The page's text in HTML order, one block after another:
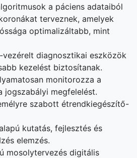
a páciens adataiból
terveznek, amelyek
optimalizáltabb, mint
vezérelt diagnosztikai eszközök
kezelést biztosítanak.
monitorozza a
jogszabályi megfelelést.
szabott étrendkiegészítő-
kutatás, fejlesztés és
elemzés.
mosolytervezés digitális